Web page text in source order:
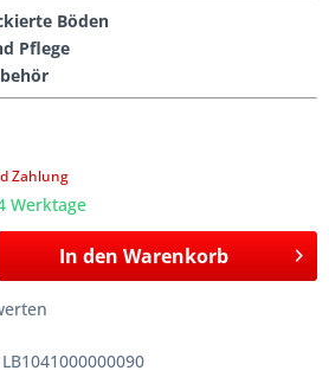
Böden
Pflege
Zahlung
Werktage
In den Warenkorb
LB1041000000090